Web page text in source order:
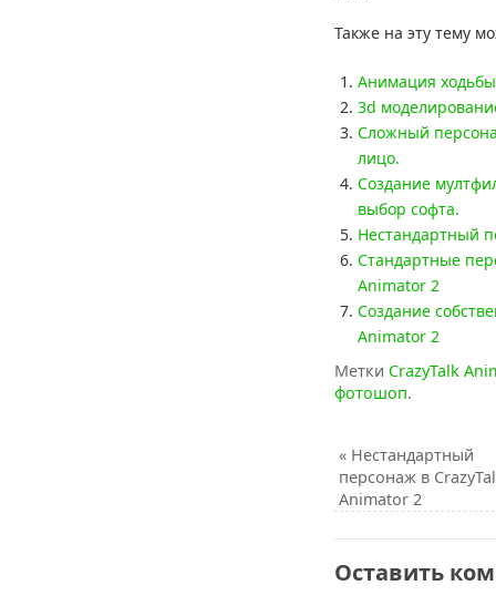
Также на эту тему
Анимация
3d
Сложный
лицо.
Создание
выбор софта.
Нестандартный
Стандартные
Animator 2
Создание
Animator 2
Метки CrazyTalk
фотошоп.
«Нестандартный
персонаж в
Animator 2
Оставить